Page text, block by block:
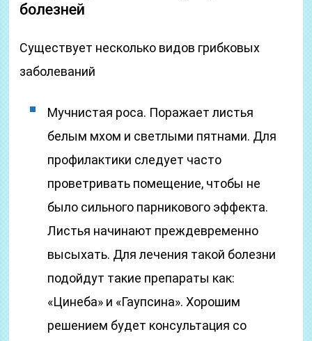
болезней
Существует несколько видов грибковых
заболеваний
Мучнистая роса. Поражает листья
белым мхом и светлыми пятнами. Для
профилактики следует часто
проветривать помещение, чтобы не
было сильного парникового эффекта.
Листья начинают преждевременно
высыхать. Для лечения такой болезни
подойдут такие препараты как:
«Цинеба» и «Гаупсина». Хорошим
решением будет консультация со